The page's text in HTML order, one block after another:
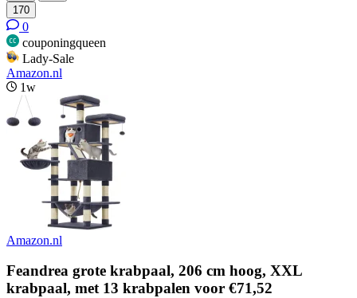
170
0
couponingqueen
Lady-Sale
Amazon.nl
1w
Amazon.nl
Feandrea grote krabpaal, 206 cm hoog, XXL
krabpaal, met 13 krabpalen voor €71,52